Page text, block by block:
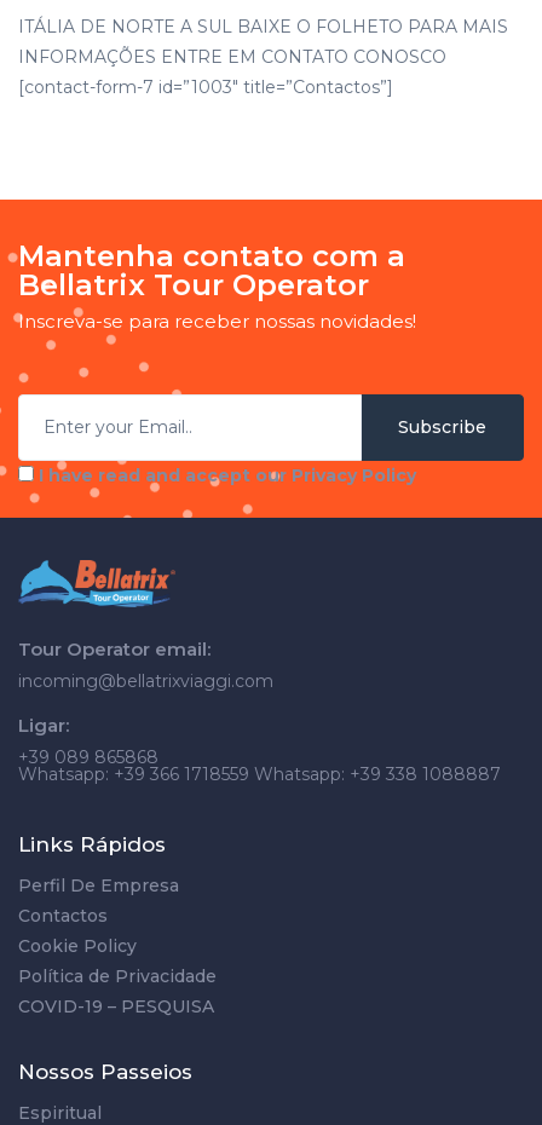
ITÁLIA DE NORTE A SUL BAIXE O FOLHETO PARA MAIS
INFORMAÇÕES ENTRE EM CONTATO CONOSCO
[contact-form-7 id=”1003″ title=”Contactos”]
Mantenha contato com a
Bellatrix Tour Operator
Inscreva-se para receber nossas novidades!
Subscribe
I have read and accept our Privacy Policy
Tour Operator email:
incoming@bellatrixviaggi.com
Ligar:
+39 089 865868
Whatsapp: +39 366 1718559 Whatsapp: +39 338 1088887
Links Rápidos
Perfil De Empresa
Contactos
Cookie Policy
Política de Privacidade
COVID-19 – PESQUISA
Nossos Passeios
Espiritual